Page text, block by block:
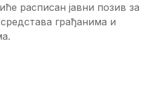
расписан јавни позив за
грађанима и